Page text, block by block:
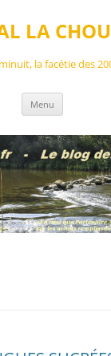
LA
la facétie des
Menu